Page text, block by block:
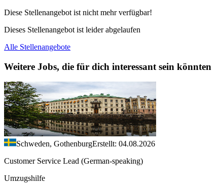
Diese Stellenangebot ist nicht mehr verfügbar!
Dieses Stellenangebot ist leider abgelaufen
Alle Stellenangebote
Weitere Jobs, die für dich interessant sein könnten
Schweden, GothenburgErstellt: 04.08.2026
Customer Service Lead (German-speaking)
Umzugshilfe